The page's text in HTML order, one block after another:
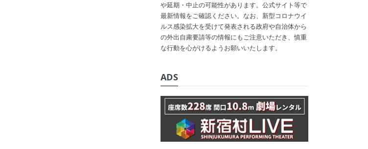
や延期・中止の可能性があります。公式サイト等で
最新情報をご確認ください。なお、新型コロナウイ
ルス感染拡大を受けて発表される政府や自治体から
の外出自粛要請等の情報にもご注意いただき、慎重
な行動を心がけるようお願いいたします。
ADS